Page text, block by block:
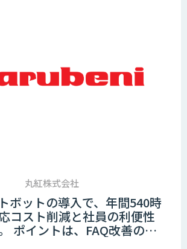
丸紅株式会社
ボットの導入で、年間540時
コスト削減と社員の利便性
ポイントは、FAQ改善の容